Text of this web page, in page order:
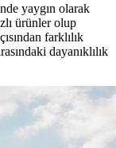
yaygın olarak
ürünler olup
farklılık
dayanıklılık